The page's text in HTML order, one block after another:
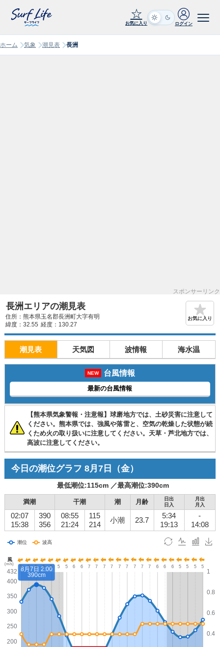
☆
お気に入り ログイン
ホーム 気象 潮見表 長洲
スポンサーリンク
長洲エリアの潮見表
住所：熊本県玉名郡長洲町大字有明
緯度：32.55 経度：130.27
お気に入り
潮見表 天気図 波情報 海水温
NEW 台風情報
最新の台風情報
【熊本県気象警報・注意報】球磨地方では、土砂災害に注意して
ください。熊本県では、強風や落雷と、空気の乾燥した状態が続
くため火の取り扱いに注意してください。天草・芦北地方では、
高波に注意してください。
今日の潮位グラフ 8月7日 （金）
最低潮位:115cm ／最高潮位:390cm
満潮 干潮 潮 月齢
日出
日入
月出
月入
02:07
15:38
390
356
08:55
21:24
115
214
小潮 23.7
5:34
19:13
-
14:08